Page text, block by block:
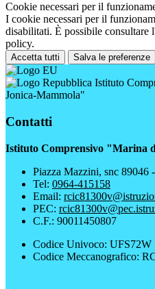
Cookie necessari per il
I cookie necessari per il
disabilitati. È possibile consultare
policy.
Accetta tutti Salva le preferenze
Istituto
Jonica-Mammola"
Contatti
Istituto Comprensivo "Marina
Piazza Mazzini, snc 89046
Tel: 0964-415158
Email:
PEC:
C.F.: 90011450807
Codice Univoco: UFS72W
Codice Meccanografico: